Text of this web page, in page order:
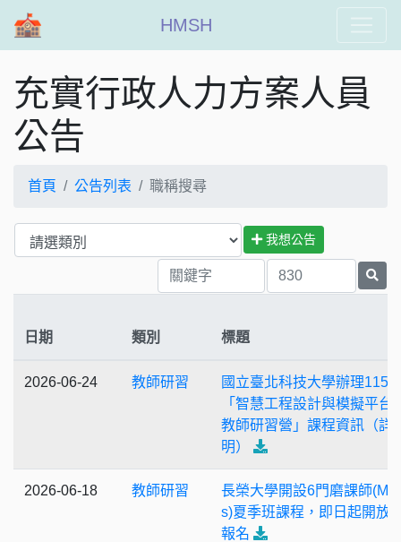
HMSH
充實行政人力方案人員
公告
首頁 公告列表 職稱搜尋
我想公告
日期 類別 標題
2026-06-24 教師研習
國立臺北科技大學辦理115
「智慧工程設計與模擬平台
教師研習營」課程資訊（詳
明）
2026-06-18 教師研習
長榮大學開設6門磨課師
s)夏季班課程，即日起開放
報名